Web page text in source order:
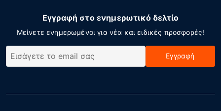
Εγγραφή στο ενημερωτικό δελτίο
Μείνετε ενημερωμένοι για νέα και ειδικές προσφορές!
Εγγραφή